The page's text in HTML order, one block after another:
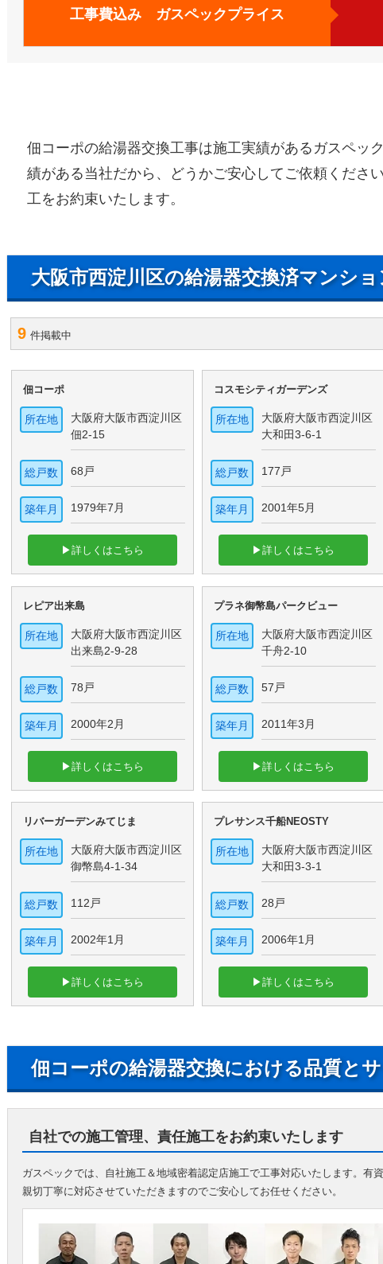
工事費込み ガスペックプライス
佃コーポの給湯器交換工事は施工実績があるガスペッ
績がある当社だから、どうかご安心してご依頼くださ
工をお約束いたします。
大阪市西淀川区の給湯器交換済マンショ
9 件掲載中
佃コーポ
所在地
大阪府大阪市西淀川区
佃2-15
総戸数 68戸
築年月 1979年7月
▶詳しくはこちら
コスモシティガーデンズ
所在地
大阪府大阪市西淀川区
大和田3-6-1
総戸数 177戸
築年月 2001年5月
▶詳しくはこちら
レピア出来島
所在地
大阪府大阪市西淀川区
出来島2-9-28
総戸数 78戸
築年月 2000年2月
▶詳しくはこちら
プラネ御幣島パークビュー
所在地
大阪府大阪市西淀川区
千舟2-10
総戸数 57戸
築年月 2011年3月
▶詳しくはこちら
リバーガーデンみてじま
所在地
大阪府大阪市西淀川区
御幣島4-1-34
総戸数 112戸
築年月 2002年1月
▶詳しくはこちら
プレサンス千船NEOSTY
所在地
大阪府大阪市西淀川区
大和田3-3-1
総戸数 28戸
築年月 2006年1月
▶詳しくはこちら
佃コーポの給湯器交換における品質と
自社での施工管理、責任施工をお約束いたします
ガスペックでは、自社施工＆地域密着認定店施工で工事対応いたします。有
親切丁寧に対応させていただきますのでご安心してお任せください。